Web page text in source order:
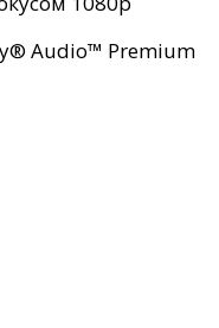
Audio™ Premium